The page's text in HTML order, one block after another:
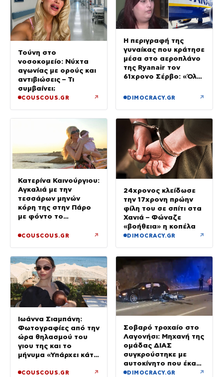
Τούνη στο
νοσοκομείο: Νύχτα
αγωνίας με ορούς και
αντιβιώσεις – Τι
συμβαίνει;
COUSCOUS.GR ↗
Η περιγραφή της
γυναίκας που κράτησε
μέσα στο αεροπλάνο
της Ryanair τον
61χρονο Σέρβο: «Όλα
δευτερολέπτου»
DIMOCRACY.GR ↗
Κατερίνα Καινούργιου:
Αγκαλιά με την
τεσσάρων μηνών
κόρη της στην Πάρο
με φόντο το
COUSCOUS.GR ↗
24χρονος κλείδωσε
την 17χρονη πρώην
φίλη του σε σπίτι στα
Χανιά – Φώναζε
«βοήθεια» η κοπέλα
DIMOCRACY.GR ↗
Ιωάννα Σιαμπάνη:
Φωτογραφίες από την
ώρα θηλασμού του
γιου της και το
μήνυμα «Υπάρχει κάτι
αργές μέρες»
COUSCOUS.GR ↗
Σοβαρό τροχαίο στο
Λαγονήσι: Μηχανή της
ομάδας ΔΙΑΣ
συγκρούστηκε με
αυτοκίνητο που έκανε
αναστροφή – Δύο
DIMOCRACY.GR ↗